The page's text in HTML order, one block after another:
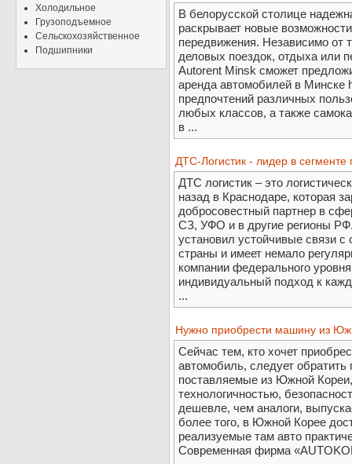
Холодильное
Грузоподъемное
Сельскохозяйственное
Подшипники
В белорусской столице
раскрывает новые
передвижения. Независимо от
деловых поездок, отдыха или
Autorent Minsk сможет
аренда автомобилей в Минске
предпочтений различных
любых классов, а также
в ...
ДТС-Логистик - лидер в сегменте
ДТС логистик – это
назад в Краснодаре, которая
добросовестный партнер в
СЗ, УФО и в другие регионы
установил устойчивые связи с
страны и имеет немало
компании федерального
индивидуальный подход к
...
Нужно приобрести машину из
Сейчас тем, кто хочет
автомобиль, следует
поставляемые из Южной
технологичностью,
дешевле, чем аналоги,
более того, в Южной Корее
реализуемые там авто
Современная фирма